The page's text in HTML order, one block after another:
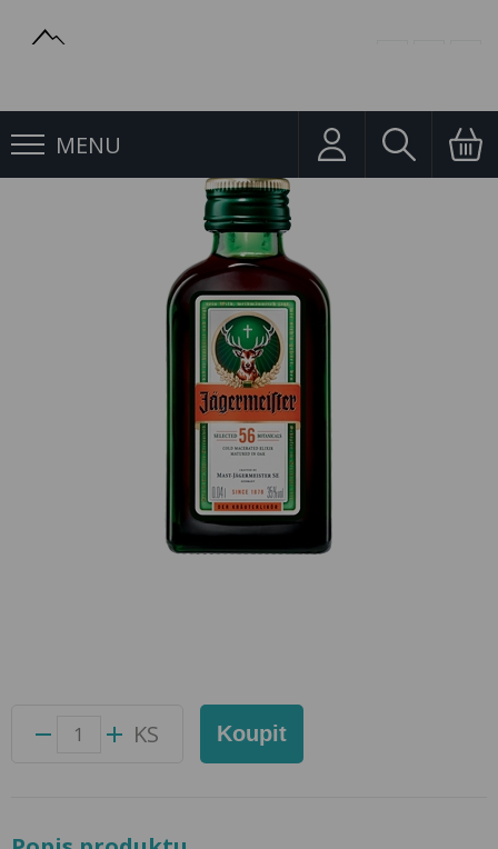
MENU
Jägermeister 0,04l 35% Mini
Jägermeister 0,04l 35% Mini
Přidat do oblíbených produktů
KS Koupit